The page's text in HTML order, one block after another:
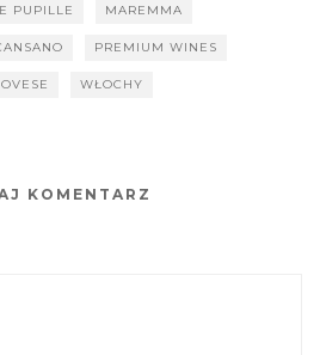
PUPILLE MAREMMA
PREMIUM WINES
WŁOCHY
KOMENTARZ